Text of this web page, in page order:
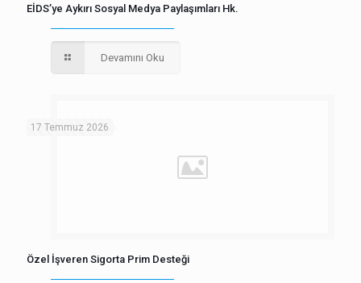
EİDS’ye Aykırı Sosyal Medya Paylaşımları Hk.
Devamını Oku
17 Temmuz 2026
Özel İşveren Sigorta Prim Desteği